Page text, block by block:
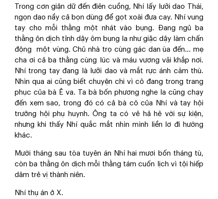
Trong cơn giận dữ đến điên cuồng, Nhí lấy lưỡi dao Thái,
ngọn dao nầy cả bọn dùng để gọt xoài đưa cay. Nhí vung
tay cho mỗi thằng một nhát vào bụng. Đang ngủ ba
thằng ôn dịch tỉnh dậy ôm bụng la như giặc dậy làm chấn
động một vùng. Chủ nhà trọ cùng gác dan ùa đến… mẹ
cha ơi cả ba thằng cùng lúc và máu vương vãi khắp nơi.
Nhí trong tay đang là lưỡi dao và mắt rực ánh căm thù.
Nhìn qua ai cũng biết chuyện chi vì cô đang trong trang
phục của bà Ê va. Ta bà bốn phương nghe la cũng chạy
đến xem sao, trong đó có cả bà cô của Nhí và tay hội
trưởng hội phụ huynh. Ông ta có vẻ hả hê với sự kiện,
nhưng khi thấy Nhí quắc mắt nhìn mình liền lơ đi hướng
khác.
Mười tháng sau tòa tuyên án Nhí hai mươi bốn tháng tù,
còn ba thằng ôn dịch mỗi thằng tám cuốn lịch vì tội hiếp
dâm trẻ vị thành niên.
Nhí thụ án ở X.